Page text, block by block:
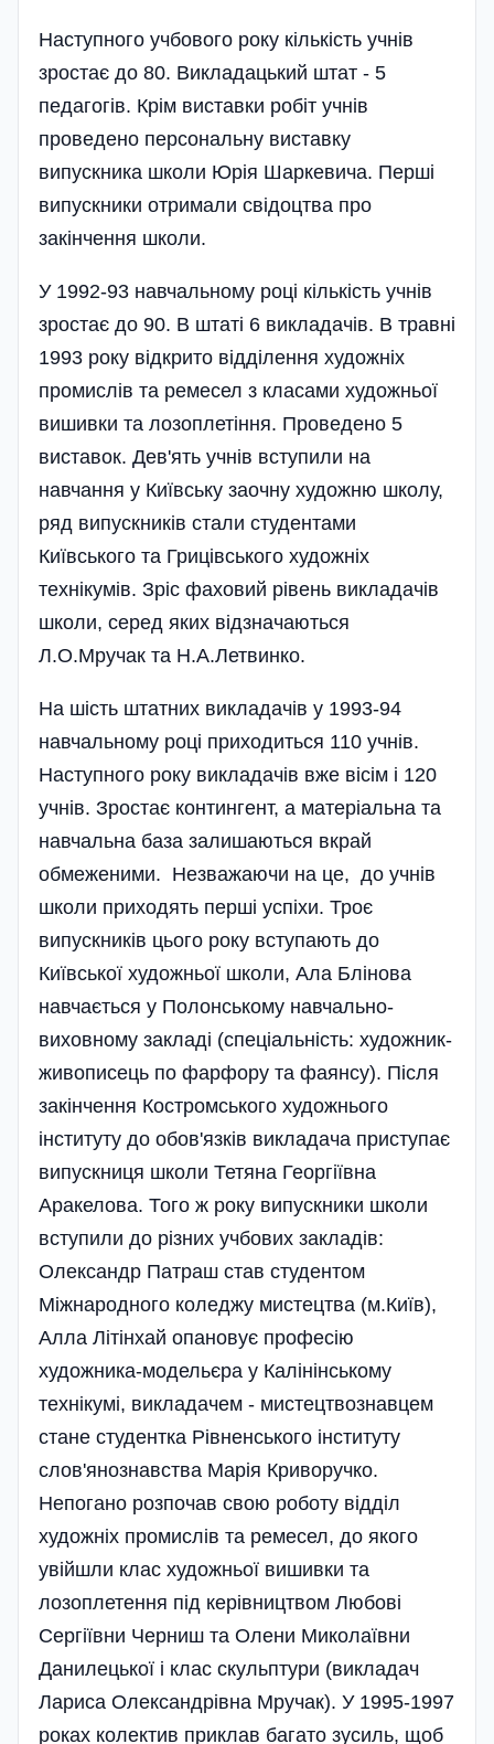
Наступного учбового року кількість учнів
зростає до 80. Викладацький штат - 5
педагогів. Крім виставки робіт учнів
проведено персональну виставку
випускника школи Юрія Шаркевича. Перші
випускники отримали свідоцтва про
закінчення школи.
У 1992-93 навчальному році кількість учнів
зростає до 90. В штаті 6 викладачів. В травні
1993 року відкрито відділення художніх
промислів та ремесел з класами художньої
вишивки та лозоплетіння. Проведено 5
виставок. Дев'ять учнів вступили на
навчання у Київську заочну художню школу,
ряд випускників стали студентами
Київського та Грицівського художніх
технікумів. Зріс фаховий рівень викладачів
школи, серед яких відзначаються
Л.О.Мручак та Н.А.Летвинко.
На шість штатних викладачів у 1993-94
навчальному році приходиться 110 учнів.
Наступного року викладачів вже вісім і 120
учнів. Зростає контингент, а матеріальна та
навчальна база залишаються вкрай
обмеженими. Незважаючи на це, до учнів
школи приходять перші успіхи. Троє
випускників цього року вступають до
Київської художньої школи, Ала Блінова
навчається у Полонському навчально-
виховному закладі (спеціальність: художник-
живописець по фарфору та фаянсу). Після
закінчення Костромського художнього
інституту до обов'язків викладача приступає
випускниця школи Тетяна Георгіївна
Аракелова. Того ж року випускники школи
вступили до різних учбових закладів:
Олександр Патраш став студентом
Міжнародного коледжу мистецтва (м.Київ),
Алла Літінхай опановує професію
художника-модельєра у Калінінському
технікумі, викладачем - мистецтвознавцем
стане студентка Рівненського інституту
слов'янознавства Марія Криворучко.
Непогано розпочав свою роботу відділ
художніх промислів та ремесел, до якого
увійшли клас художньої вишивки та
лозоплетення під керівництвом Любові
Сергіївни Черниш та Олени Миколаївни
Данилецької і клас скульптури (викладач
Лариса Олександрівна Мручак). У 1995-1997
роках колектив приклав багато зусиль, щоб